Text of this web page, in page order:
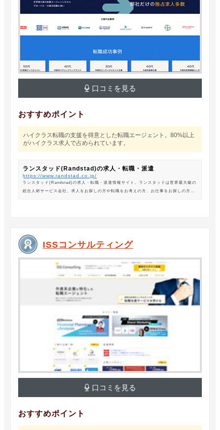
口コミを見る
おすすめポイント
ハイクラス転職の支援を得意とした転職エージェント。80%以上
がハイクラス求人で占められています。
ランスタッド(Randstad)の求人・転職・派遣
https://www.randstad.co.jp/
ランスタッド(Randstad)の求人・転職・派遣情報サイト。ランスタッドは世界最大級の
総合人材サービス会社。求人をお探しの方や転職をお考えの方、お仕事をお探しの方に
ISSコンサルティング
口コミを見る
おすすめポイント